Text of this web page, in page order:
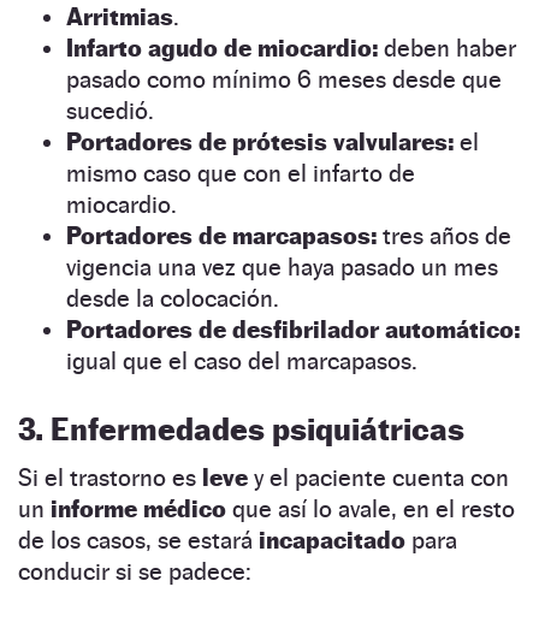
Arritmias.
Infarto agudo de miocardio: deben haber
pasado como mínimo 6 meses desde que
sucedió.
Portadores de prótesis valvulares: el
mismo caso que con el infarto de
miocardio.
Portadores de marcapasos: tres años de
vigencia una vez que haya pasado un mes
desde la colocación.
Portadores de desfibrilador automático:
igual que el caso del marcapasos.
3. Enfermedades psiquiátricas
Si el trastorno es leve y el paciente cuenta con
un informe médico que así lo avale, en el resto
de los casos, se estará incapacitado para
conducir si se padece: